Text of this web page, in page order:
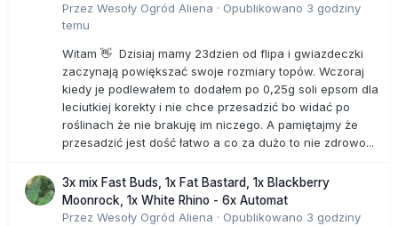
Przez Wesoły Ogród Aliena · Opublikowano 3 godziny
temu
Witam 👋 Dzisiaj mamy 23dzien od flipa i gwiazdeczki
zaczynają powiększać swoje rozmiary topów. Wczoraj
kiedy je podlewałem to dodałem po 0,25g soli epsom dla
leciutkiej korekty i nie chce przesadzić bo widać po
roślinach że nie brakuję im niczego. A pamiętajmy że
przesadzić jest dość łatwo a co za dużo to nie zdrowo...
3x mix Fast Buds, 1x Fat Bastard, 1x Blackberry
Moonrock, 1x White Rhino - 6x Automat
Przez Wesoły Ogród Aliena · Opublikowano 3 godziny